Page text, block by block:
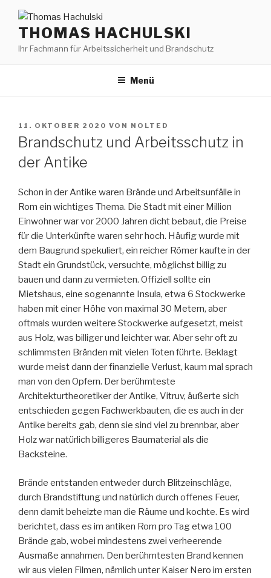
Inhalt
springenTHOMAS HACHULSKI
Ihr Fachmann für Arbeitssicherheit und Brandschutz
Menü
VERÖFFENTLICHT
AM
11. OKTOBER 2020 VON NOLTED
Brandschutz und Arbeitsschutz in
der Antike
Schon in der Antike waren Brände und Arbeitsunfälle in
Rom ein wichtiges Thema. Die Stadt mit einer Million
Einwohner war vor 2000 Jahren dicht bebaut, die Preise
für die Unterkünfte waren sehr hoch. Häufig wurde mit
dem Baugrund spekuliert, ein reicher Römer kaufte in der
Stadt ein Grundstück, versuchte, möglichst billig zu
bauen und dann zu vermieten. Offiziell sollte ein
Mietshaus, eine sogenannte Insula, etwa 6 Stockwerke
haben mit einer Höhe von maximal 30 Metern, aber
oftmals wurden weitere Stockwerke aufgesetzt, meist
aus Holz, was billiger und leichter war. Aber sehr oft zu
schlimmsten Bränden mit vielen Toten führte. Beklagt
wurde meist dann der finanzielle Verlust, kaum mal sprach
man von den Opfern. Der berühmteste
Architekturtheoretiker der Antike, Vitruv, äußerte sich
entschieden gegen Fachwerkbauten, die es auch in der
Antike bereits gab, denn sie sind viel zu brennbar, aber
Holz war natürlich billigeres Baumaterial als die
Backsteine.
Brände entstanden entweder durch Blitzeinschläge,
durch Brandstiftung und natürlich durch offenes Feuer,
denn damit beheizte man die Räume und kochte. Es wird
berichtet, dass es im antiken Rom pro Tag etwa 100
Brände gab, wobei mindestens zwei verheerende
Ausmaße annahmen. Den berühmtesten Brand kennen
wir aus vielen Filmen, nämlich unter Kaiser Nero im ersten